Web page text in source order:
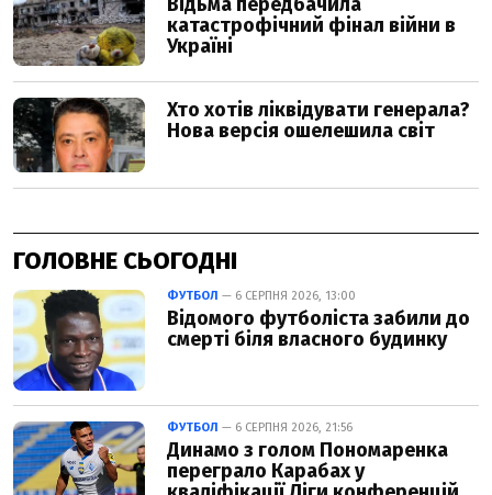
ГОЛОВНЕ СЬОГОДНІ
ФУТБОЛ — 6 СЕРПНЯ 2026, 13:00
Відомого футболіста забили до
смерті біля власного будинку
ФУТБОЛ — 6 СЕРПНЯ 2026, 21:56
Динамо з голом Пономаренка
переграло Карабах у